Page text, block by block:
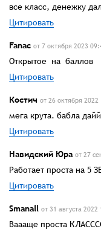
все класс, денежку
Цитировать
Fanac от 7 октября 2023
Открытое на баллов
Цитировать
Костич от 26 октября 2022
мега крута. бабла
Цитировать
Навидский Юра от 27
Работает проста на 5
Цитировать
Smanall от 31 августа 2022
Ваааще проста